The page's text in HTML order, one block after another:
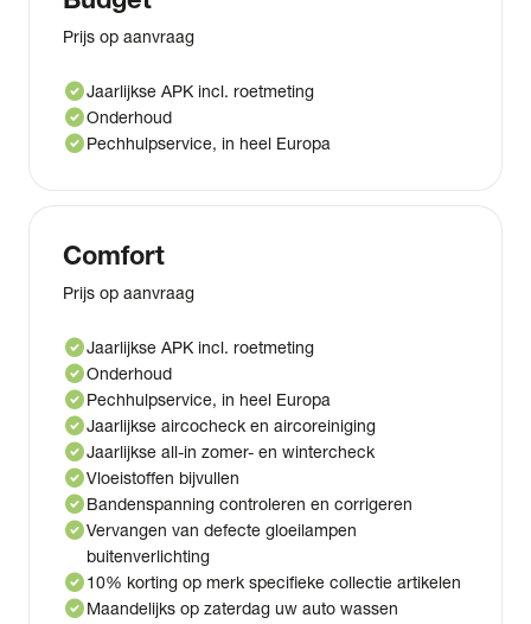
Prijs op aanvraag
check_circleJaarlijkse APK incl. roetmeting
check_circleOnderhoud
check_circlePechhulpservice, in heel Europa
Comfort
Prijs op aanvraag
check_circleJaarlijkse APK incl. roetmeting
check_circleOnderhoud
check_circlePechhulpservice, in heel Europa
check_circleJaarlijkse aircocheck en aircoreiniging
check_circleJaarlijkse all-in zomer- en wintercheck
check_circleVloeistoffen bijvullen
check_circleBandenspanning controleren en corrigeren
check_circleVervangen van defecte gloeilampen
buitenverlichting
check_circle10% korting op merk specifieke collectie artikelen
check_circleMaandelijks op zaterdag uw auto wassen